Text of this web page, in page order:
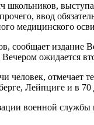
школьников,
ввод
медицинского
сообщает издание
ожидается
человек, отмечает
Лейпциге и в
военной службы